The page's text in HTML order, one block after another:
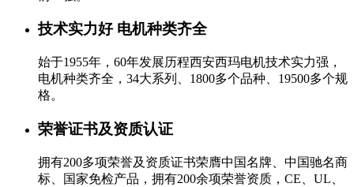
技术实力好 电机种类齐全
始于1955年，60年发展历程西安西玛电机技术实力强，
电机种类齐全，34大系列、1800多个品种、19500多个规
格。
荣誉证书及资质认证
拥有200多项荣誉及资质证书荣膺中国名牌、中国驰名商
标、国家免检产品，拥有200余项荣誉资质，CE、UL、